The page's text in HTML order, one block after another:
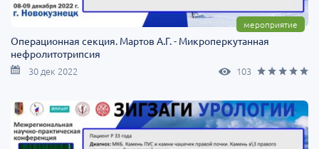
мероприятие
Операционная секция. Мартов А.Г. - Микроперкутанная
нефролитотрипсия
30 дек 2022 103